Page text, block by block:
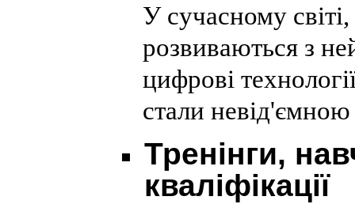
У сучасному світі,
розвиваються з
цифрові
стали
Тренінги,
кваліфікації